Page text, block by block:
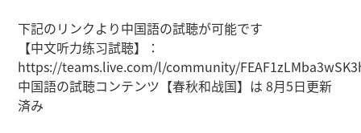
下記のリンクより中国語の試聴が可能です
【中文听力练习試聴】：
https://teams.live.com/l/community/
中国語の試聴コンテンツ【春秋和战国】は 8月5日更新
済み